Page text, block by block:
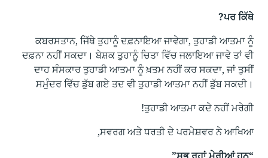
ਪਰ ਕਿੱਥੇ?
ਕਬਰਸਤਾਨ, ਜਿੱਥੇ ਤੁਹਾਨੂੰ ਦਫ਼ਨਾਇਆ ਜਾਵੇਗਾ, ਤੁਹਾਡੀ ਆਤਮਾ ਨੂੰ
ਦਫ਼ਨਾ ਨਹੀਂ ਸਕਦਾ। ਬੇਸ਼ਕ ਤੁਹਾਨੂੰ ਚਿਤਾ ਵਿੱਚ ਜਲਾਇਆ ਜਾਵੇ ਤਾਂ ਵੀ
ਦਾਹ ਸੰਸਕਾਰ ਤੁਹਾਡੀ ਆਤਮਾ ਨੂੰ ਖ਼ਤਮ ਨਹੀਂ ਕਰ ਸਕਦਾ, ਜਾਂ ਤੁਸੀਂ
ਸਮੁੰਦਰ ਵਿੱਚ ਡੁੱਬ ਗਏ ਤਦ ਵੀ ਤੁਹਾਡੀ ਆਤਮਾ ਨਹੀਂ ਡੁੱਬ ਸਕਦੀ।
ਤੁਹਾਡੀ ਆਤਮਾ ਕਦੇ ਨਹੀਂ ਮਰੇਗੀ!
ਸਵਰਗ ਅਤੇ ਧਰਤੀ ਦੇ ਪਰਮੇਸ਼ਵਰ ਨੇ ਆਖਿਆ,